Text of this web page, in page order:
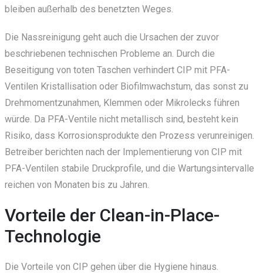
bleiben außerhalb des benetzten Weges.
Die Nassreinigung geht auch die Ursachen der zuvor
beschriebenen technischen Probleme an. Durch die
Beseitigung von toten Taschen verhindert CIP mit PFA-
Ventilen Kristallisation oder Biofilmwachstum, das sonst zu
Drehmomentzunahmen, Klemmen oder Mikrolecks führen
würde. Da PFA-Ventile nicht metallisch sind, besteht kein
Risiko, dass Korrosionsprodukte den Prozess verunreinigen.
Betreiber berichten nach der Implementierung von CIP mit
PFA-Ventilen stabile Druckprofile, und die Wartungsintervalle
reichen von Monaten bis zu Jahren.
Vorteile der Clean-in-Place-
Technologie
Die Vorteile von CIP gehen über die Hygiene hinaus.